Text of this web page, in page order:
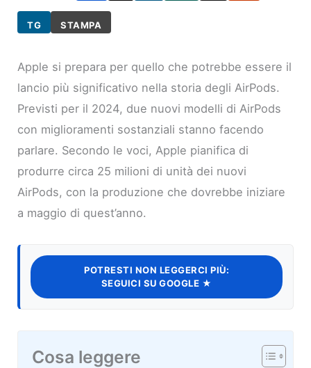
TG STAMPA
Apple si prepara per quello che potrebbe essere il
lancio più significativo nella storia degli AirPods.
Previsti per il 2024, due nuovi modelli di AirPods
con miglioramenti sostanziali stanno facendo
parlare. Secondo le voci, Apple pianifica di
produrre circa 25 milioni di unità dei nuovi
AirPods, con la produzione che dovrebbe iniziare
a maggio di quest’anno.
POTRESTI NON LEGGERCI PIÙ:
SEGUICI SU GOOGLE ★
Cosa leggere